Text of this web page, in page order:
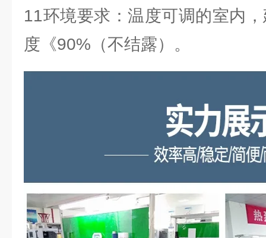
11环境要求：温度可调的室内
度《90%（不结露）。